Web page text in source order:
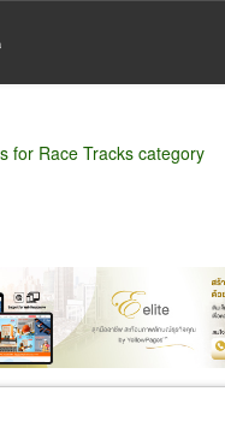
for Race Tracks category
Retail Manufacturer
Service Business